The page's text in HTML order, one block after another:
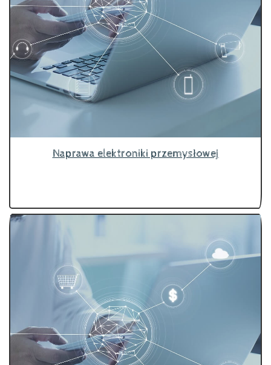
Naprawa elektroniki przemysłowej